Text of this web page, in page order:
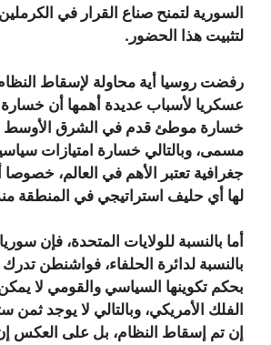
السورية لتمنح صناع القرار في
لتثبيت هذا الحضور.
رفضت روسيا أية محاولة لإسقاط
عسكريا لأسباب عديدة أهمها أن
خسارة موطئ قدم في الشرق الأوسط
مسمى، وبالتالي خسارة امتيازات
جغرافية تعتبر الأهم في العالم،
لها أي حليف استراتيجي في المنطقة
أما بالنسبة للولايات المتحدة، فإن
بالنسبة لدائرة الحلفاء، فواشنطن
بحكم تكوينها السياسي والقومي لا
الفلك الأمريكي، وبالتالي لا يوجد
إن تم إسقاط النظام، بل على العكس